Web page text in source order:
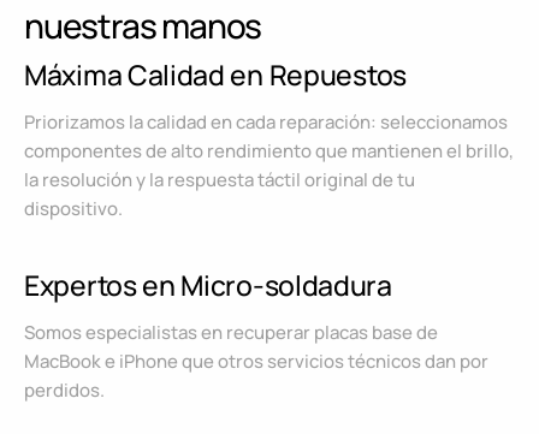
nuestras manos
Máxima Calidad en Repuestos
Priorizamos la calidad en cada reparación: seleccionamos
componentes de alto rendimiento que mantienen el brillo,
la resolución y la respuesta táctil original de tu
dispositivo.
Expertos en Micro-soldadura
Somos especialistas en recuperar placas base de
MacBook e iPhone que otros servicios técnicos dan por
perdidos.